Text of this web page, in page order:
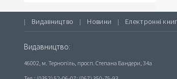
| Видавництво | Новини | Електронні
Видавництво:
46002, м. Тернопіль, просп. Степана Бандери, 34а